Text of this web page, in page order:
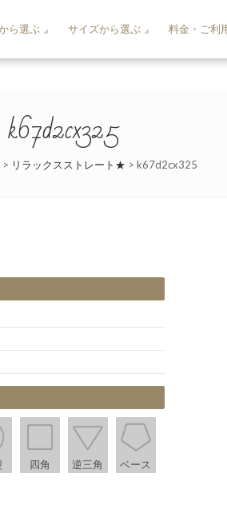
ら選ぶ サイズから選ぶ 料金・ご利
k67d2cx325
> リラックスストレート★ > k67d2cx325
四角 逆三角 ベース